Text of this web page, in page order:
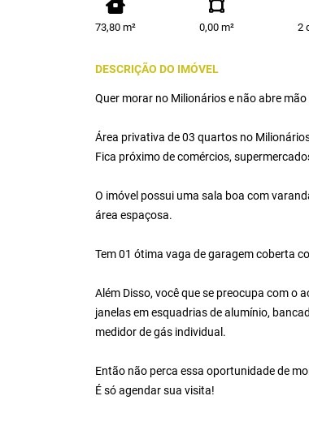
73,80 m² 0,00 m² 2
DESCRIÇÃO DO IMÓVEL
Quer morar no Milionários e não abre
Área privativa de 03 quartos no
Fica próximo de comércios,
O imóvel possui uma sala boa com
área espaçosa.
Tem 01 ótima vaga de garagem coberta
Além Disso, você que se preocupa com o
janelas em esquadrias de alumínio,
medidor de gás individual.
Então não perca essa oportunidade de
É só agendar sua visita!